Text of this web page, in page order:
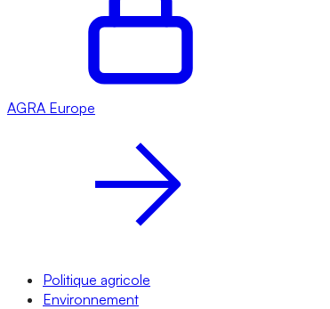
AGRA Europe
Politique agricole
Environnement